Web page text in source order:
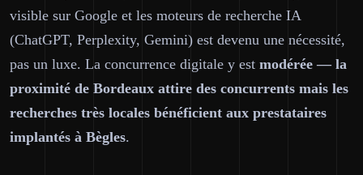
visible sur Google et les moteurs de recherche IA
(ChatGPT, Perplexity, Gemini) est devenu une nécessité,
pas un luxe. La concurrence digitale y est modérée — la
proximité de Bordeaux attire des concurrents mais les
recherches très locales bénéficient aux prestataires
implantés à Bègles.